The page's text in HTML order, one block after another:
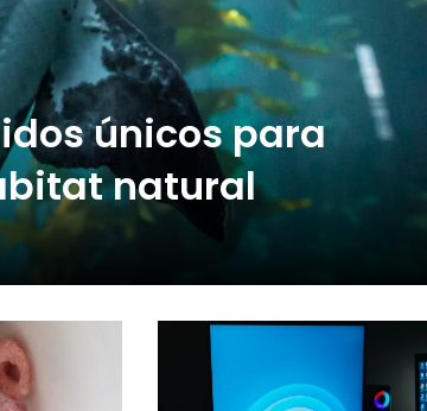
únicos para
natural